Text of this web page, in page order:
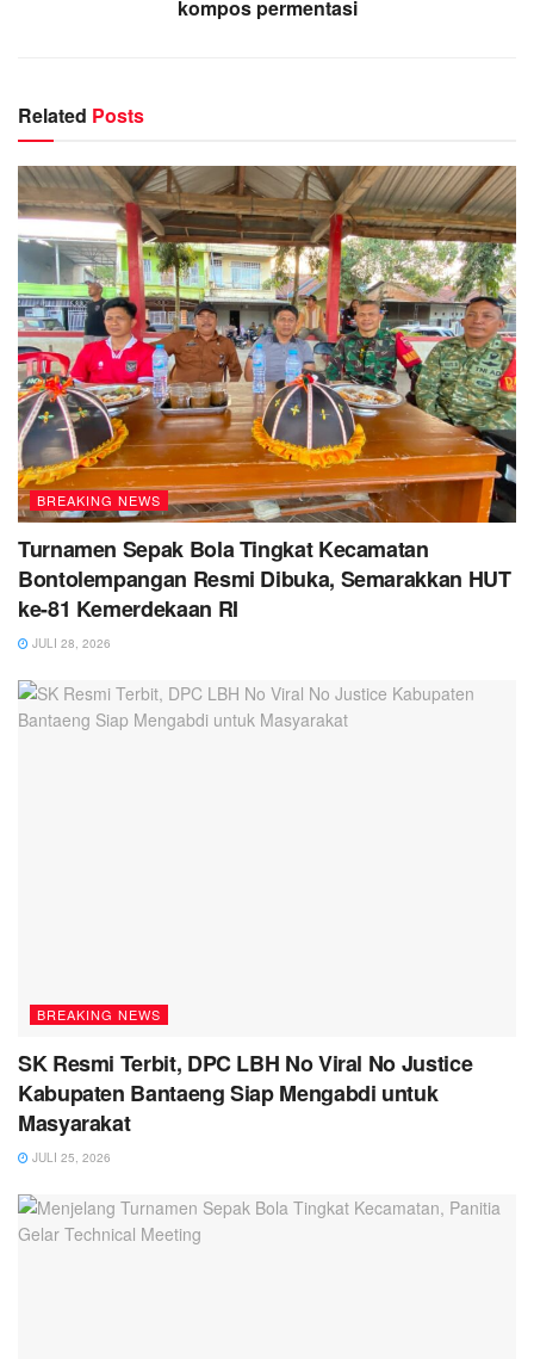
kompos permentasi
Related Posts
BREAKING NEWS
Turnamen Sepak Bola Tingkat Kecamatan
Bontolempangan Resmi Dibuka, Semarakkan HUT
ke-81 Kemerdekaan RI
JULI 28, 2026
BREAKING NEWS
SK Resmi Terbit, DPC LBH No Viral No Justice
Kabupaten Bantaeng Siap Mengabdi untuk
Masyarakat
JULI 25, 2026